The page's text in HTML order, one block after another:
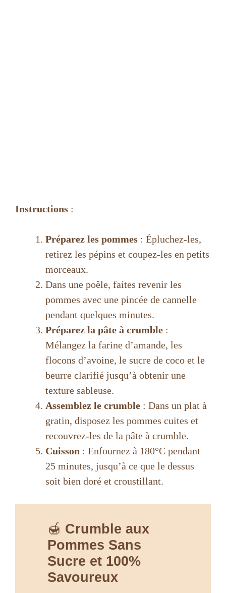
Instructions :
Préparez les pommes : Épluchez-les,
retirez les pépins et coupez-les en petits
morceaux.
Dans une poêle, faites revenir les
pommes avec une pincée de cannelle
pendant quelques minutes.
Préparez la pâte à crumble :
Mélangez la farine d’amande, les
flocons d’avoine, le sucre de coco et le
beurre clarifié jusqu’à obtenir une
texture sableuse.
Assemblez le crumble : Dans un plat à
gratin, disposez les pommes cuites et
recouvrez-les de la pâte à crumble.
Cuisson : Enfournez à 180°C pendant
25 minutes, jusqu’à ce que le dessus
soit bien doré et croustillant.
🍯 Crumble aux
Pommes Sans
Sucre et 100%
Savoureux